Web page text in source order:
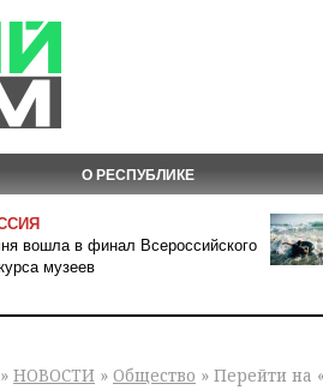
О РЕСПУБЛИКЕ
вошла в финал Всероссийского
музеев
» НОВОСТИ » Общество » Перейти на